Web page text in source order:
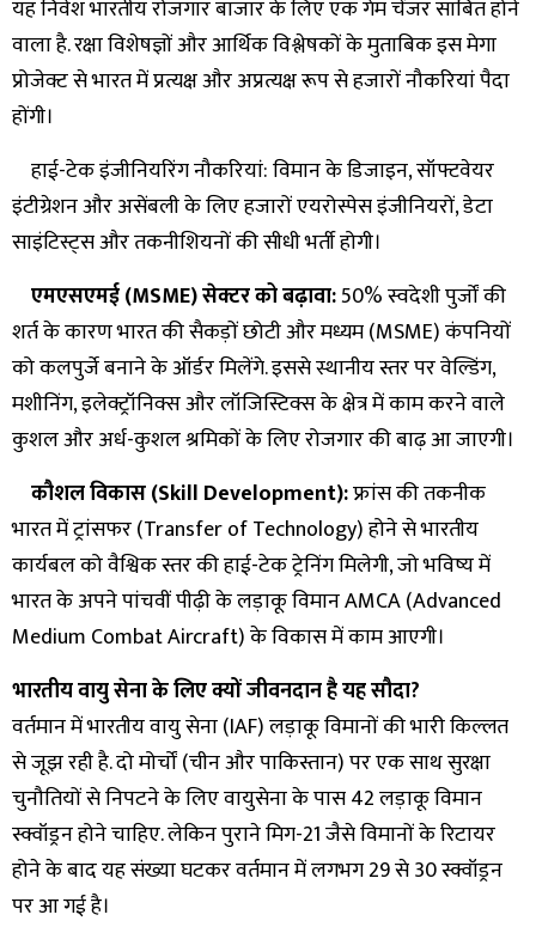
यह निवेश भारतीय रोजगार बाजार के लिए एक गेम चेंजर साबित होने
वाला है. रक्षा विशेषज्ञों और आर्थिक विश्लेषकों के मुताबिक इस मेगा
प्रोजेक्ट से भारत में प्रत्यक्ष और अप्रत्यक्ष रूप से हजारों नौकरियां पैदा
होंगी।
हाई-टेक इंजीनियरिंग नौकरियां: विमान के डिजाइन, सॉफ्टवेयर
इंटीग्रेशन और असेंबली के लिए हजारों एयरोस्पेस इंजीनियरों, डेटा
साइंटिस्ट्स और तकनीशियनों की सीधी भर्ती होगी।
एमएसएमई (MSME) सेक्टर को बढ़ावा:50% स्वदेशी पुर्जों की
शर्त के कारण भारत की सैकड़ों छोटी और मध्यम (MSME) कंपनियों
को कलपुर्जे बनाने के ऑर्डर मिलेंगे. इससे स्थानीय स्तर पर वेल्डिंग,
मशीनिंग, इलेक्ट्रॉनिक्स और लॉजिस्टिक्स के क्षेत्र में काम करने वाले
कुशल और अर्ध-कुशल श्रमिकों के लिए रोजगार की बाढ़ आ जाएगी।
कौशल विकास (Skill Development):फ्रांस की तकनीक
भारत में ट्रांसफर (Transfer of Technology) होने से भारतीय
कार्यबल को वैश्विक स्तर की हाई-टेक ट्रेनिंग मिलेगी, जो भविष्य में
भारत के अपने पांचवीं पीढ़ी के लड़ाकू विमान AMCA (Advanced
Medium Combat Aircraft) के विकास में काम आएगी।
भारतीय वायु सेना के लिए क्यों जीवनदान है यह सौदा?
वर्तमान में भारतीय वायु सेना (IAF) लड़ाकू विमानों की भारी किल्लत
से जूझ रही है. दो मोर्चों (चीन और पाकिस्तान) पर एक साथ सुरक्षा
चुनौतियों से निपटने के लिए वायुसेना के पास 42 लड़ाकू विमान
स्क्वॉड्रन होने चाहिए. लेकिन पुराने मिग-21 जैसे विमानों के रिटायर
होने के बाद यह संख्या घटकर वर्तमान में लगभग 29 से 30 स्क्वॉड्रन
पर आ गई है।